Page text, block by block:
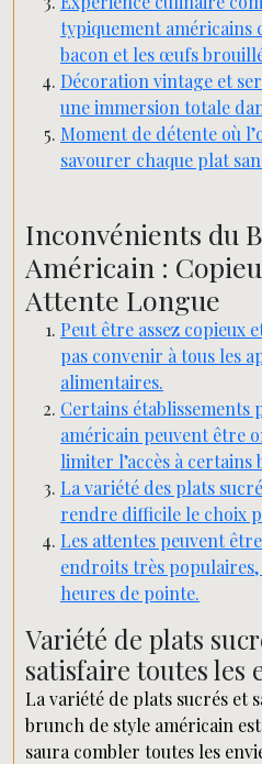
typiquement américains
bacon et les œufs
Décoration vintage et
une immersion totale
Moment de détente où
savourer chaque plat
Inconvénients du
Américain :
Attente Longue
Peut être assez copieux
pas convenir à tous les
alimentaires.
Certains
américain peuvent être
limiter l’accès à certains
La variété des plats
rendre difficile le choix
Les attentes peuvent
endroits très
heures de pointe.
Variété de plats
satisfaire toutes les
La variété de plats sucrés et
brunch de style américain
saura combler toutes les